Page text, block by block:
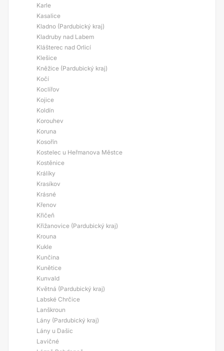
Karle
Kasalice
Kladno (Pardubický kraj)
Kladruby nad Labem
Klášterec nad Orlicí
Klešice
Kněžice (Pardubický kraj)
Kočí
Koclířov
Kojice
Koldín
Korouhev
Koruna
Kosořín
Kostelec u Heřmanova Městce
Kostěnice
Králíky
Krasíkov
Krásné
Křenov
Křičeň
Křižanovice (Pardubický kraj)
Krouna
Kukle
Kunčina
Kunětice
Kunvald
Květná (Pardubický kraj)
Labské Chrčice
Lanškroun
Lány (Pardubický kraj)
Lány u Dašic
Lavičné